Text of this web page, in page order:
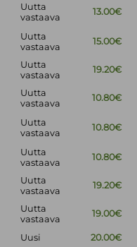
Uutta
vastaava
13.00€
Uutta
vastaava
15.00€
Uutta
vastaava
19.20€
Uutta
vastaava
10.80€
Uutta
vastaava
10.80€
Uutta
vastaava
10.80€
Uutta
vastaava
19.20€
Uutta
vastaava
19.00€
Uusi 20.00€